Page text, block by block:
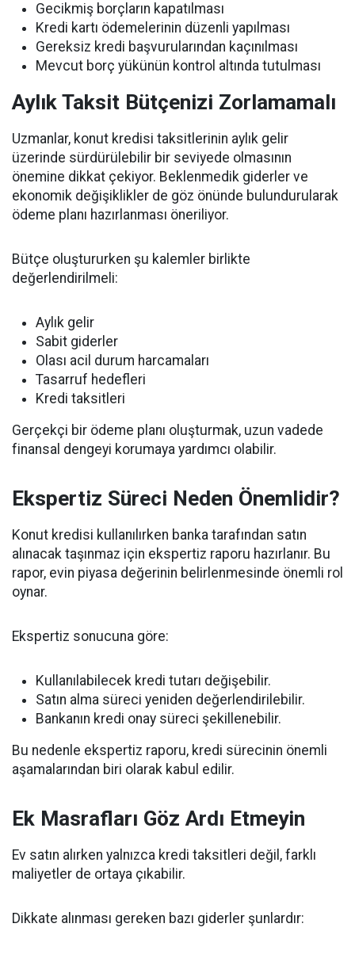
Gecikmiş borçların kapatılması
Kredi kartı ödemelerinin düzenli yapılması
Gereksiz kredi başvurularından kaçınılması
Mevcut borç yükünün kontrol altında tutulması
Aylık Taksit Bütçenizi Zorlamamalı
Uzmanlar, konut kredisi taksitlerinin aylık gelir
üzerinde sürdürülebilir bir seviyede olmasının
önemine dikkat çekiyor. Beklenmedik giderler ve
ekonomik değişiklikler de göz önünde bulundurularak
ödeme planı hazırlanması öneriliyor.
Bütçe oluştururken şu kalemler birlikte
değerlendirilmeli:
Aylık gelir
Sabit giderler
Olası acil durum harcamaları
Tasarruf hedefleri
Kredi taksitleri
Gerçekçi bir ödeme planı oluşturmak, uzun vadede
finansal dengeyi korumaya yardımcı olabilir.
Ekspertiz Süreci Neden Önemlidir?
Konut kredisi kullanılırken banka tarafından satın
alınacak taşınmaz için ekspertiz raporu hazırlanır. Bu
rapor, evin piyasa değerinin belirlenmesinde önemli rol
oynar.
Ekspertiz sonucuna göre:
Kullanılabilecek kredi tutarı değişebilir.
Satın alma süreci yeniden değerlendirilebilir.
Bankanın kredi onay süreci şekillenebilir.
Bu nedenle ekspertiz raporu, kredi sürecinin önemli
aşamalarından biri olarak kabul edilir.
Ek Masrafları Göz Ardı Etmeyin
Ev satın alırken yalnızca kredi taksitleri değil, farklı
maliyetler de ortaya çıkabilir.
Dikkate alınması gereken bazı giderler şunlardır: